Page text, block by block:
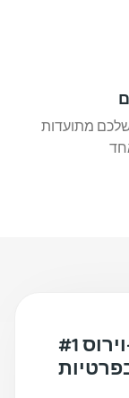
מתועדות
תוכנת האנטי-וירוס #1